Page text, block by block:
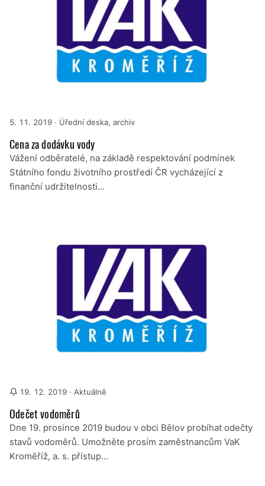
5. 11. 2019 · Úřední deska, archiv
Cena za dodávku vody
Vážení odběratelé, na základě respektování podmínek
Státního fondu životního prostředí ČR vycházející z
finanční udržitelnosti…
19. 12. 2019 · Aktuálně
Odečet vodoměrů
Dne 19. prosince 2019 budou v obci Bělov probíhat odečty
stavů vodoměrů. Umožněte prosím zaměstnancům VaK
Kroměříž, a. s. přístup…